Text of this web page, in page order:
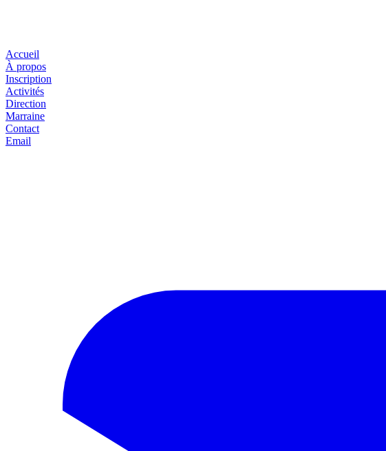
Accueil
À propos
Inscription
Activités
Direction
Marraine
Contact
Email